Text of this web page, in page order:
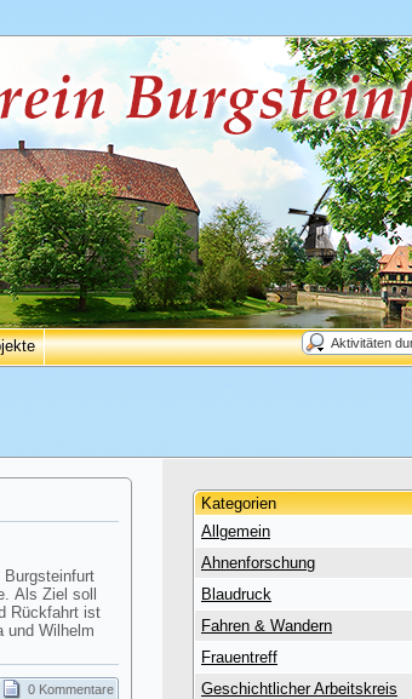
Burgsteinfurt
Als Ziel soll
Rückfahrt ist
und Wilhelm
0 Kommentare
Kategorien
Allgemein
Ahnenforschung
Blaudruck
Fahren & Wandern
Frauentreff
Geschichtlicher Arbeitskreis